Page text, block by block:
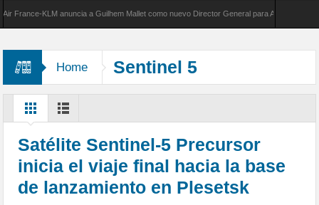
KLM anuncia a Guilhem Mallet como nuevo Director General para América Latina
Home Sentinel 5
Satélite Sentinel-5 Precursor
inicia el viaje final hacia la base
de lanzamiento en Plesetsk